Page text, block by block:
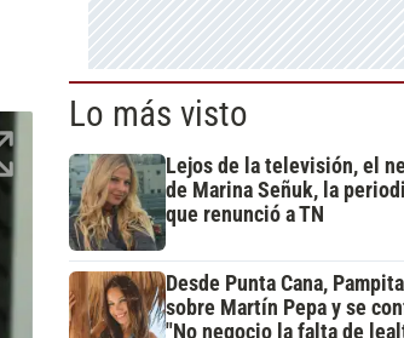
Lo más visto
Lejos de la televisión, el
de Marina Señuk, la
que renunció a TN
Desde Punta Cana,
sobre Martín Pepa y se
"No negocio la falta de